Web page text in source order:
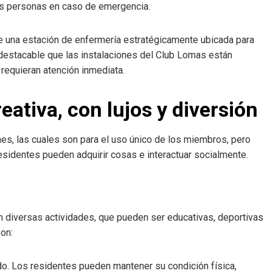
en caso de emergencia.
estación de enfermería estratégicamente ubicada para
que las instalaciones del Club Lomas están
atención inmediata.
con lujos y diversión
las cuales son para el uso único de los miembros, pero
pueden adquirir cosas e interactuar socialmente.
diversas actividades, que pueden ser educativas, deportivas
Los residentes pueden mantener su condición física,